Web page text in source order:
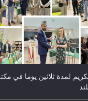
لمدة ثلاثين يوما في